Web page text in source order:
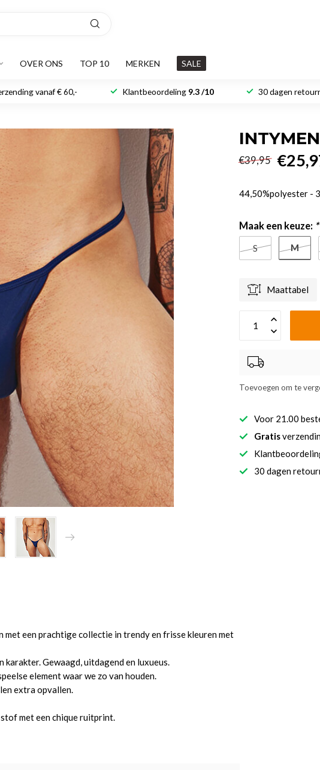
OVER ONS TOP 10 MERKEN SALE
vanaf € 60,- Klantbeoordeling 9.3 /10 30 dagen
€39,95
44,50%polyester -
Maak een keuze: *
S M
Maattabel
Toevoegen om te
Voor 21.00
Gratis
30 dagen
met een prachtige collectie in trendy en frisse kleuren met
karakter. Gewaagd, uitdagend en luxueus.
element waar we zo van houden.
extra opvallen.
met een chique ruitprint.